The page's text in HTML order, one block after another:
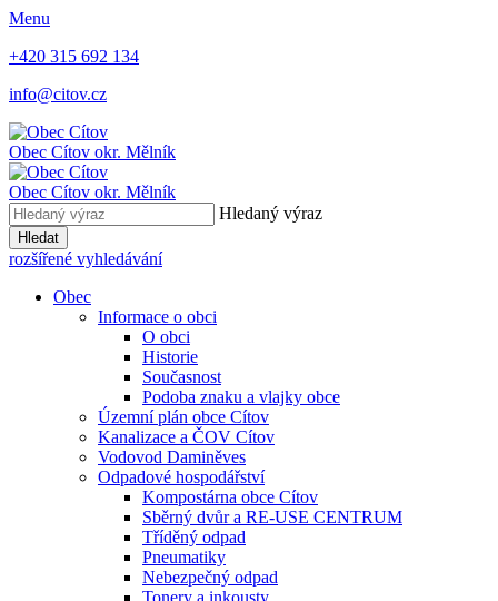
Menu
+420 315 692 134
info@citov.cz
Obec Cítov okr. Mělník
Obec Cítov okr. Mělník
Hledaný výraz
Hledat
rozšířené vyhledávání
Obec
Informace o obci
O obci
Historie
Současnost
Podoba znaku a vlajky obce
Územní plán obce Cítov
Kanalizace a ČOV Cítov
Vodovod Daminěves
Odpadové hospodářství
Kompostárna obce Cítov
Sběrný dvůr a RE-USE CENTRUM
Tříděný odpad
Pneumatiky
Nebezpečný odpad
Tonery a inkousty